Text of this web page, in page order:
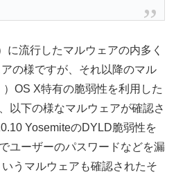
流行したマルウェアの内多く
の様ですが、それ以降のマル
OS X特有の脆弱性を利用した
以下の様なマルウェアが確認さ
YosemiteのDYLD脆弱性を
ユーザーのパスワードなどを漏
うマルウェアも確認されたそ